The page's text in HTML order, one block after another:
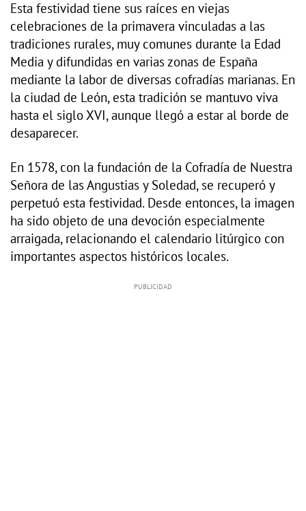
Esta festividad tiene sus raíces en viejas
celebraciones de la primavera vinculadas a las
tradiciones rurales, muy comunes durante la Edad
Media y difundidas en varias zonas de España
mediante la labor de diversas cofradías marianas. En
la ciudad de León, esta tradición se mantuvo viva
hasta el siglo XVI, aunque llegó a estar al borde de
desaparecer.
En 1578, con la fundación de la Cofradía de Nuestra
Señora de las Angustias y Soledad, se recuperó y
perpetuó esta festividad. Desde entonces, la imagen
ha sido objeto de una devoción especialmente
arraigada, relacionando el calendario litúrgico con
importantes aspectos históricos locales.